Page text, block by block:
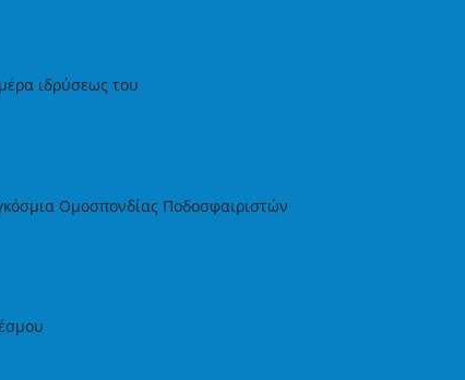
ιδρύσεως του
Ομοσπονδίας Ποδοσφαιριστών